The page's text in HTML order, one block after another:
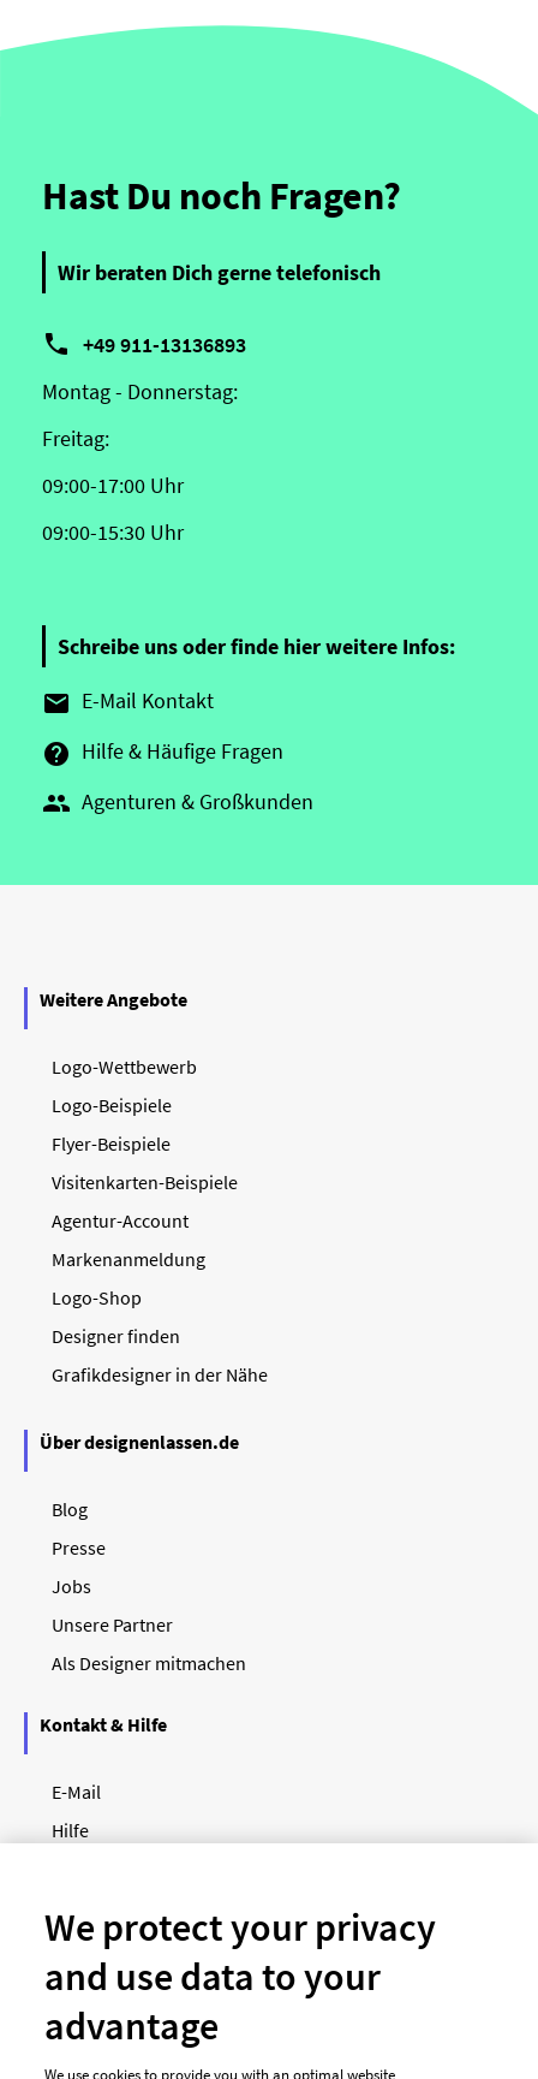
Hast Du noch Fragen?
Wir beraten Dich gerne telefonisch
 +49 911-13136893
Montag - Donnerstag:
Freitag:
09:00-17:00 Uhr
09:00-15:30 Uhr
Schreibe uns oder finde hier weitere Infos:
 E-Mail Kontakt
 Hilfe & Häufige Fragen
 Agenturen & Großkunden
Weitere Angebote
Logo-Wettbewerb
Logo-Beispiele
Flyer-Beispiele
Visitenkarten-Beispiele
Agentur-Account
Markenanmeldung
Logo-Shop
Designer finden
Grafikdesigner in der Nähe
Über designenlassen.de
Blog
Presse
Jobs
Unsere Partner
Als Designer mitmachen
Kontakt & Hilfe
E-Mail
Hilfe
Unsere Zahlungsarten
We protect your privacy
and use data to your
advantage
We use cookies to provide you with an optimal website